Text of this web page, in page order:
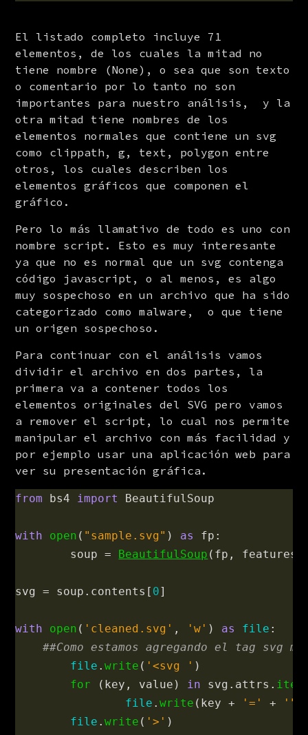
El listado completo incluye 71
elementos, de los cuales la mitad no
tiene nombre (None), o sea que son texto
o comentario por lo tanto no son
importantes para nuestro análisis,  y la
otra mitad tiene nombres de los
elementos normales que contiene un svg
como clippath, g, text, polygon entre
otros, los cuales describen los
elementos gráficos que componen el
gráfico.
Pero lo más llamativo de todo es uno con
nombre script. Esto es muy interesante
ya que no es normal que un svg contenga
código javascript, o al menos, es algo
muy sospechoso en un archivo que ha sido
categorizado como malware,  o que tiene
un origen sospechoso.
Para continuar con el análisis vamos
dividir el archivo en dos partes, la
primera va a contener todos los
elementos originales del SVG pero vamos
a remover el script, lo cual nos permite
manipular el archivo con más facilidad y
por ejemplo usar una aplicación web para
ver su presentación gráfica.
from bs4 import BeautifulSoup
with open ( " sample.svg" ) as fp :
soup
= BeautifulSoup ( fp , features
svg = soup . contents [ 0]
with open ( ' cleaned.svg ' , 'w ' ) as file :
file .write ( '<svg ' )
for
( key , value ) in svg . attrs .
file .write ( key + '= ' +
'"'
file .write ( '> ' )